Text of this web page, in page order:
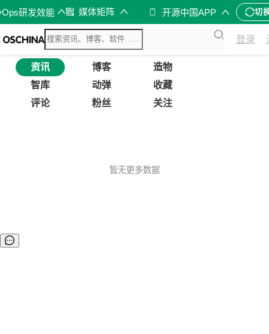
研发效能 媒体矩阵 开源中国APP 切
登录
资讯 博客
造物
智库
动弹
收藏
评论
粉丝 关注
暂无更多数据